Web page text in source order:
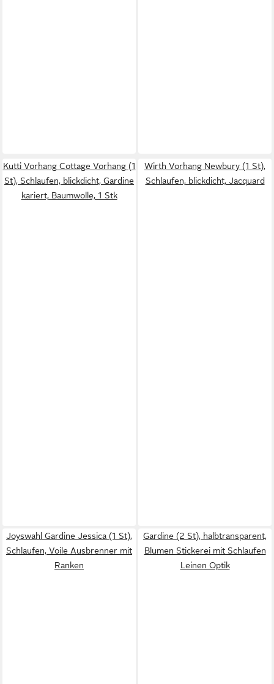
Kutti Vorhang Cottage Vorhang (1
St), Schlaufen, blickdicht, Gardine
kariert, Baumwolle, 1 Stk
Wirth Vorhang Newbury (1 St),
Schlaufen, blickdicht, Jacquard
Joyswahl Gardine Jessica (1 St),
Schlaufen, Voile Ausbrenner mit
Ranken
Gardine (2 St), halbtransparent,
Blumen Stickerei mit Schlaufen
Leinen Optik